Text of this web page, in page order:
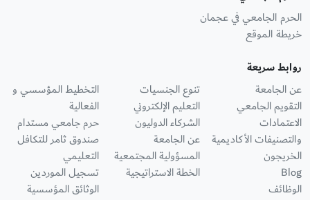
الحرم الجامعي في عجمان
خريطة الموقع
روابط سريعة
عن الجامعة
التقويم الجامعي
الاعتمادات
والتصنيفات الأكاديمية
الخريجون
Blog
الوظائف
تنوع الجنسيات
التعليم الإلكتروني
الشركاء الدوليون
عن الجامعة
المسؤولية المجتمعية
الخطة الاستراتيجية
التخطيط المؤسسي و
الفعالية
حرم جامعي مستدام
صندوق ثامر للتكافل
التعليمي
تسجيل الموردين
الوثائق المؤسسية